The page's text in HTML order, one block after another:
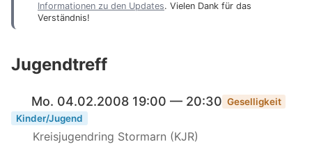
Informationen zu den Updates. Vielen Dank für das
Verständnis!
Jugendtreff
Mo. 04.02.2008 19:00 — 20:30 Geselligkeit
Kinder/Jugend
Kreisjugendring Stormarn (KJR)